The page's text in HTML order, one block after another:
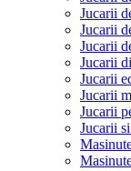
Jucarii
Jucarii
Jucarii
Jucarii
Jucarii
Jucarii
Jucarii
Jucarii